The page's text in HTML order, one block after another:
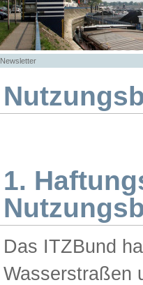
Newsletter
1.
Das ITZBund
Wasserstraßen